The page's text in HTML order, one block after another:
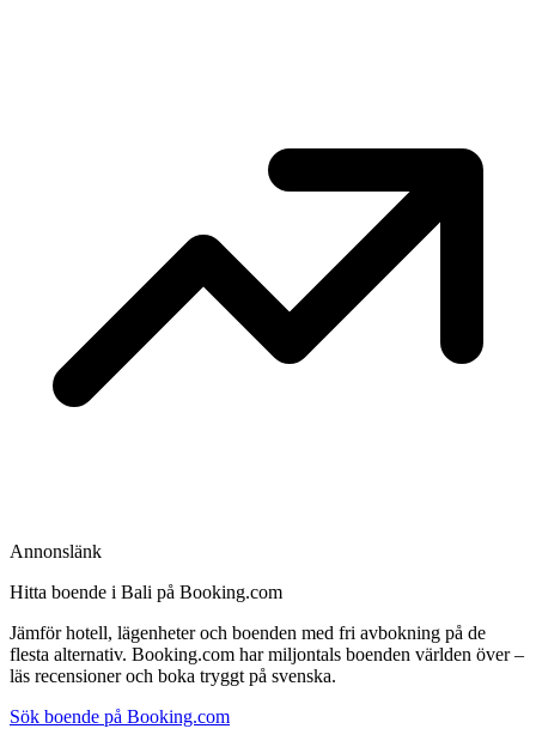
Annonslänk
Hitta boende i Bali på Booking.com
Jämför hotell, lägenheter och boenden med fri avbokning på de
flesta alternativ. Booking.com har miljontals boenden världen över –
läs recensioner och boka tryggt på svenska.
Sök boende på Booking.com